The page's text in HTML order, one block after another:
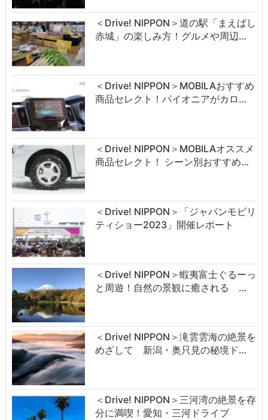
＜Drive! NIPPON＞道の駅「まえばし
赤城」の楽しみ方！グルメや周辺…
＜Drive! NIPPON＞MOBILAおすすめ
商品セレクト！パイオニアがカロ…
＜Drive! NIPPON＞MOBILAオススメ
商品セレクト！ シーン別おすすめ…
＜Drive! NIPPON＞「ジャパンモビリ
ティショー2023」開催レポート
＜Drive! NIPPON＞蝦夷富士ぐるーっ
と周遊！自然の景観に癒される …
＜Drive! NIPPON＞滝雲雲海の絶景を
めざして 新潟・奥只見の秘境ド…
＜Drive! NIPPON＞三河湾の絶景を存
分に満喫！愛知・三河ドライブ